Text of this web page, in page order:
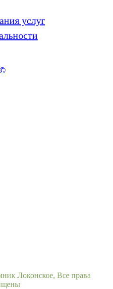
услуг
Локонское, Все права